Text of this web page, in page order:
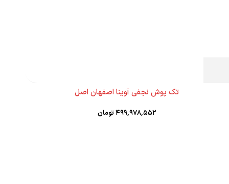
تک پوش نجفی آوینا اصفهان اصل
۴۹۹,۹۷۸,۵۵۲تومان